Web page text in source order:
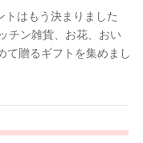
はもう決まりました
チン雑貨、お花、おい
て贈るギフトを集めまし